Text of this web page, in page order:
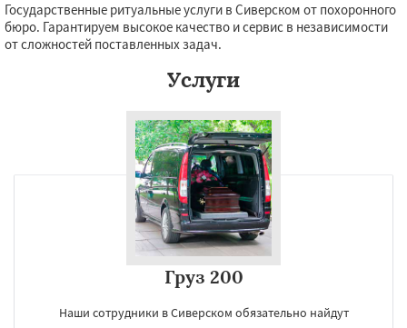
Государственные ритуальные услуги в Сиверском от похоронного
бюро. Гарантируем высокое качество и сервис в независимости
от сложностей поставленных задач.
Услуги
Груз 200
Наши сотрудники в Сиверском обязательно найдут